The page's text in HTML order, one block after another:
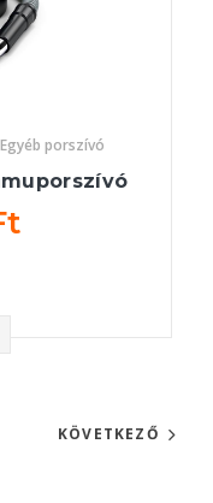
porszívó
KÖVETKEZŐ